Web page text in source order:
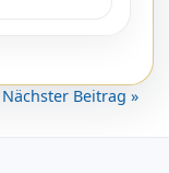
Nächster Beitrag »